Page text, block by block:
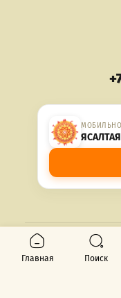
© 2026
Главная
Поиск